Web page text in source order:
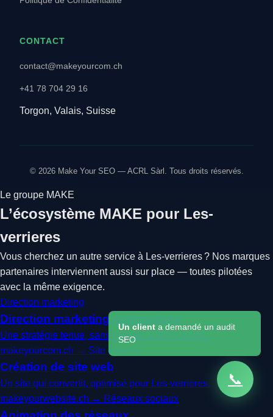
CONTACT
contact@makeyourcom.ch
+41 78 704 29 16
Torgon, Valais, Suisse
© 2026 Make Your SEO — ACRL Sàrl. Tous droits réservés.
Le groupe MAKE
L’écosystème MAKE pour Les-
verrieres
Vous cherchez un autre service à Les-verrieres ? Nos marques
partenaires interviennent aussi sur place — toutes pilotées
avec la même exigence.
Direction marketing
Direction marketing externalisée
Une stratégie tenue, sans recruter à plein temps.
makeyourcom.ch → Site internet
Création de site web
Un site qui convertit, optimisé pour Les-verrieres.
makeyourwebsite.ch → Réseaux sociaux
📞
Un client a demandé un audit
SEO